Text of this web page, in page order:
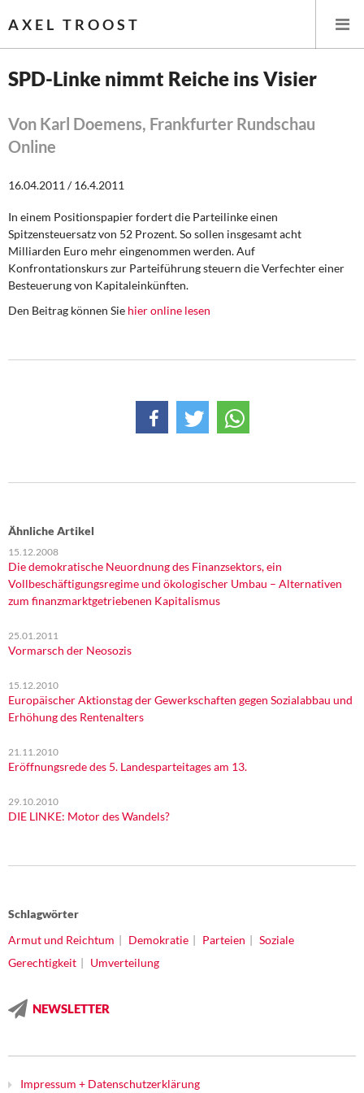
AXEL TROOST
Themen
Leitlinien linker Wirtschafts- und Finanzpolitik
Wirtschaftspolitik
Steuer- und Finanzpolitik
Rosa-Luxemburg-Stiftung
Über mich
Kontakt
SPD-Linke nimmt Reiche ins Visier
Von Karl Doemens, Frankfurter Rundschau
Online
16.04.2011 / 16.4.2011
In einem Positionspapier fordert die Parteilinke einen
Spitzensteuersatz von 52 Prozent. So sollen insgesamt acht
Milliarden Euro mehr eingenommen werden. Auf
Konfrontationskurs zur Parteiführung steuern die Verfechter einer
Besteuerung von Kapitaleinkünften.
Den Beitrag können Sie hier online lesen
Ähnliche Artikel
15.12.2008
Die demokratische Neuordnung des Finanzsektors, ein
Vollbeschäftigungsregime und ökologischer Umbau – Alternativen
zum finanzmarktgetriebenen Kapitalismus
25.01.2011
Vormarsch der Neosozis
15.12.2010
Europäischer Aktionstag der Gewerkschaften gegen Sozialabbau und
Erhöhung des Rentenalters
21.11.2010
Eröffnungsrede des 5. Landesparteitages am 13.
29.10.2010
DIE LINKE: Motor des Wandels?
Schlagwörter
Armut und Reichtum
Demokratie Parteien
Soziale
Gerechtigkeit
Umverteilung
NEWSLETTER
Impressum + Datenschutzerklärung